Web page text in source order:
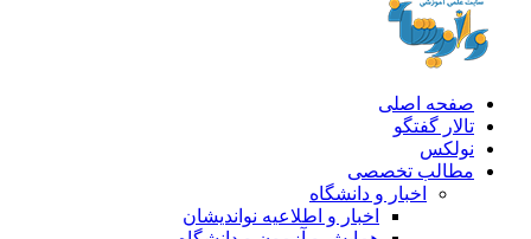
صفحه اصلی
تالار گفتگو
نولکس
مطالب تخصصی
اخبار و دانشگاه
اخبار و اطلاعیه نواندیشان